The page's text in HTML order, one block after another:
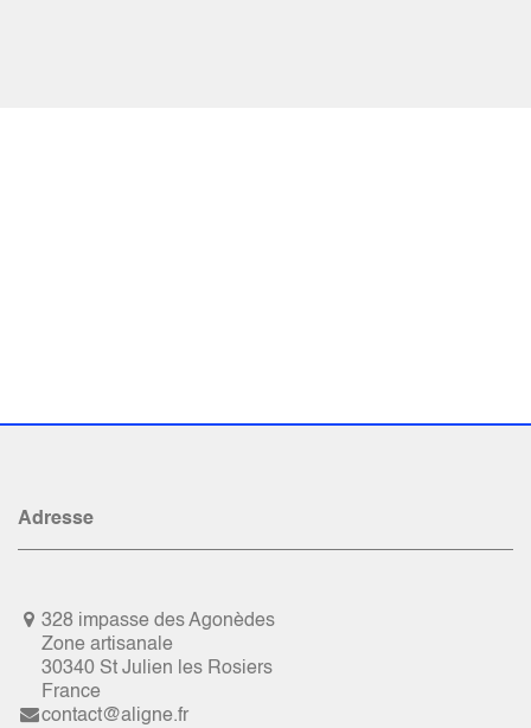
Adresse
328 impasse des Agonèdes
Zone artisanale
30340 St Julien les Rosiers
France
contact@aligne.fr